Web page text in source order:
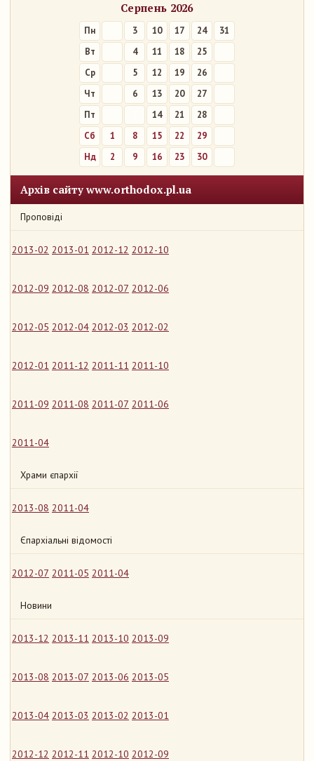
Серпень 2026
Пн 3 10 17 24
31
Вт
4 11 18
25
Ср
5 12 19
26
Чт
6 13 20
27
Пт
14 21
28
Сб
1 8 15 22
29
Нд
2 9 16 23 30
Архів сайту www.orthodox.pl.ua
Проповіді
2013-02 2013-01 2012-12 2012-10
2012-09 2012-08 2012-07 2012-06
2012-05 2012-04 2012-03 2012-02
2012-01 2011-12 2011-11 2011-10
2011-09 2011-08 2011-07 2011-06
2011-04
Храми єпархії
2013-08 2011-04
Єпархіальні відомості
2012-07 2011-05 2011-04
Новини
2013-12 2013-11 2013-10 2013-09
2013-08 2013-07 2013-06 2013-05
2013-04 2013-03 2013-02 2013-01
2012-12 2012-11 2012-10 2012-09